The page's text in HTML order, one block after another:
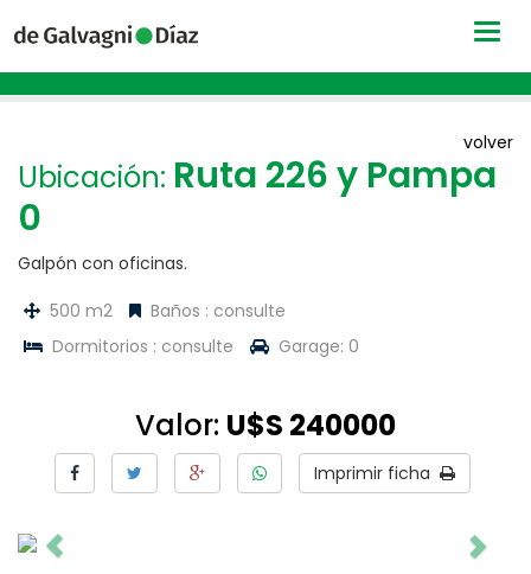
volver
Ubicación: Ruta 226 y Pampa
0
Galpón con oficinas.
500 m2
Baños : consulte
Dormitorios : consulte
Garage: 0
Valor: U$S 240000
Imprimir ficha